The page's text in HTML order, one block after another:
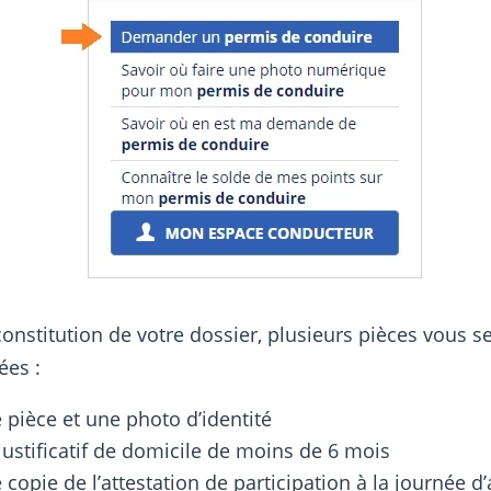
de votre dossier, plusieurs pièces vous
:
pièce et une photo d’identité
de domicile de moins de 6 mois
copie de l’attestation de participation à la journée